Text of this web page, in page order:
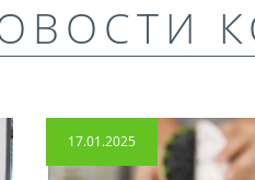
17.01.2025